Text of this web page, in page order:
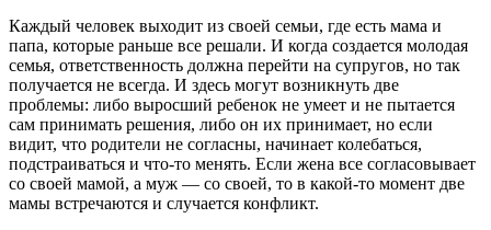
Каждый человек выходит из своей семьи, где есть мама и
папа, которые раньше все решали. И когда создается молодая
семья, ответственность должна перейти на супругов, но так
получается не всегда. И здесь могут возникнуть две
проблемы: либо выросший ребенок не умеет и не пытается
сам принимать решения, либо он их принимает, но если
видит, что родители не согласны, начинает колебаться,
подстраиваться и что-то менять. Если жена все согласовывает
со своей мамой, а муж — со своей, то в какой-то момент две
мамы встречаются и случается конфликт.